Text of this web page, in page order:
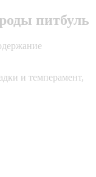
питбуль
и темперамент,